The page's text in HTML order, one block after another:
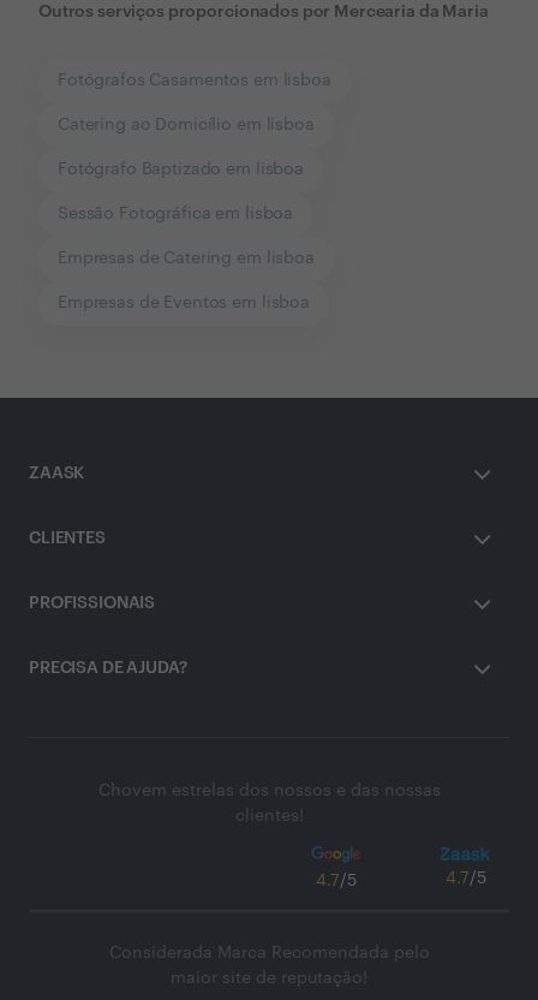
Outros serviços proporcionados por Mercearia da Maria
Fotógrafos Casamentos em lisboa
Catering ao Domicílio em lisboa
Fotógrafo Baptizado em lisboa
Sessão Fotográfica em lisboa
Empresas de Catering em lisboa
Empresas de Eventos em lisboa
ZAASK
CLIENTES
PROFISSIONAIS
PRECISA DE AJUDA?
Chovem estrelas dos nossos e das nossas
clientes!
4.7/5 4.7/5
Considerada Marca Recomendada pelo
maior site de reputação!